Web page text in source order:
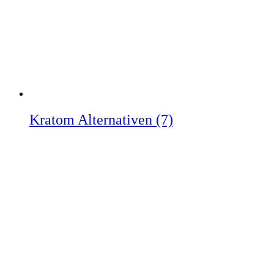
Kratom Alternativen (7)